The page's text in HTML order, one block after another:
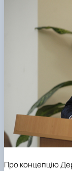
Про концепцію